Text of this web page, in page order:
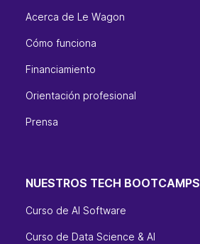
Acerca de Le Wagon
Cómo funciona
Financiamiento
Orientación profesional
Prensa
NUESTROS TECH BOOTCAMPS
Curso de AI Software
Curso de Data Science & AI